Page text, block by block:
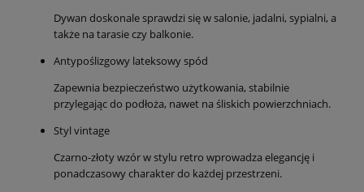
Dywan doskonale sprawdzi się w salonie, jadalni, sypialni, a
także na tarasie czy balkonie.
Antypoślizgowy lateksowy spód
Zapewnia bezpieczeństwo użytkowania, stabilnie
przylegając do podłoża, nawet na śliskich powierzchniach.
Styl vintage
Czarno-złoty wzór w stylu retro wprowadza elegancję i
ponadczasowy charakter do każdej przestrzeni.